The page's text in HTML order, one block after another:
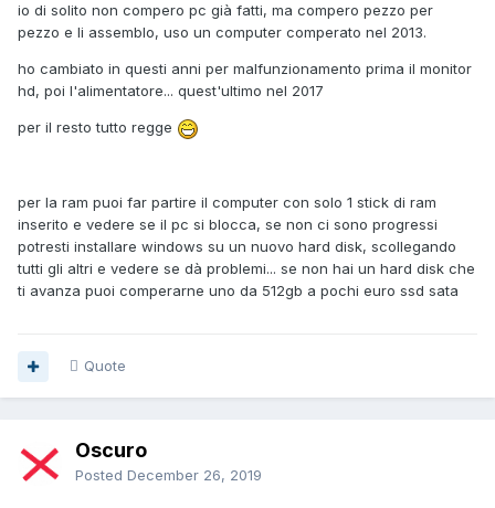
io di solito non compero pc già fatti, ma compero pezzo per
pezzo e li assemblo, uso un computer comperato nel 2013.
ho cambiato in questi anni per malfunzionamento prima il monitor
hd, poi l'alimentatore... quest'ultimo nel 2017
per il resto tutto regge
per la ram puoi far partire il computer con solo 1 stick di ram
inserito e vedere se il pc si blocca, se non ci sono progressi
potresti installare windows su un nuovo hard disk, scollegando
tutti gli altri e vedere se dà problemi... se non hai un hard disk che
ti avanza puoi comperarne uno da 512gb a pochi euro ssd sata
Quote
Oscuro
Posted December 26, 2019